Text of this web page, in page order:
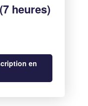
heures)
en